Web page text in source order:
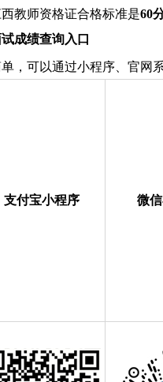
教师资格证合格标准是60
成绩查询入口
，可以通过小程序、官网
支付宝小程序 微